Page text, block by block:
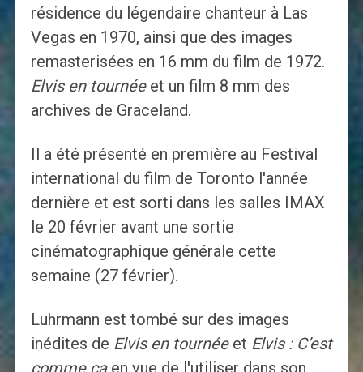
résidence du légendaire chanteur à Las
Vegas en 1970, ainsi que des images
remasterisées en 16 mm du film de 1972.
Elvis en tournée et un film 8 mm des
archives de Graceland.
Il a été présenté en première au Festival
international du film de Toronto l'année
dernière et est sorti dans les salles IMAX
le 20 février avant une sortie
cinématographique générale cette
semaine (27 février).
Luhrmann est tombé sur des images
inédites de Elvis en tournée et Elvis : C’est
comme çaen vue de l'utiliser dans son